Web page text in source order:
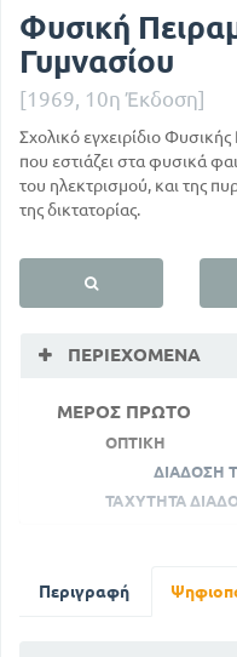
Φυσική
Γυμνασίου
[1969, 10η Έκδοση]
Σχολικό εγχειρίδιο
που εστιάζει στα φυσικά
του ηλεκτρισμού, και της
της δικτατορίας.
ΠΕΡΙΕΧΌΜΕΝΑ
ΜΕΡΟΣ ΠΡΩΤΟ
ΟΠΤΙΚΗ
ΔΙΑΔΟΣΗ
ΤΑΧΥΤΗΤΑ
Β'
Περιγραφή